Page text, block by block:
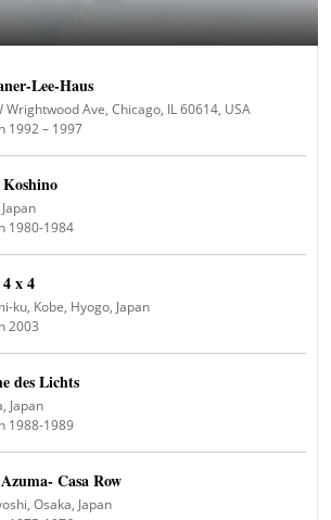
Lee-Haus
Wrightwood Ave, Chicago, IL 60614, USA
1992 – 1997
1980-1984
x 4
ku, Kobe, Hyogo, Japan
2003
des Lichts
Japan
1988-1989
Casa Row
Osaka, Japan